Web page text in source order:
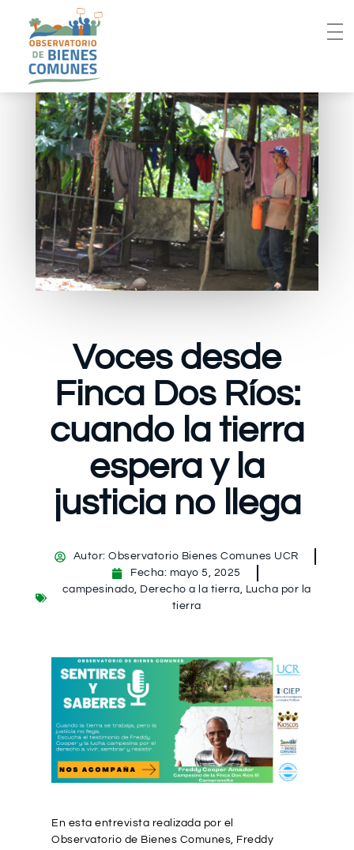
Voces desde
Finca Dos Ríos:
cuando la tierra
espera y la
justicia no llega
Autor: Observatorio Bienes Comunes UCR
Fecha: mayo 5, 2025
campesinado, Derecho a la tierra, Lucha por la
tierra
En esta entrevista realizada por el
Observatorio de Bienes Comunes, Freddy